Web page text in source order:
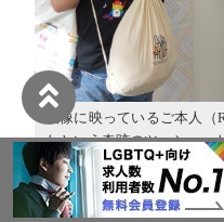
映像に映っているご本人
たという奇跡のツーショッ